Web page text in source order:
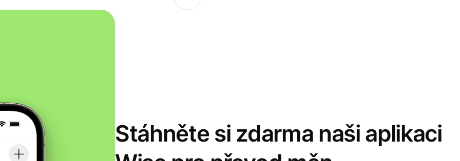
Stáhněte si zdarma naši aplikaci